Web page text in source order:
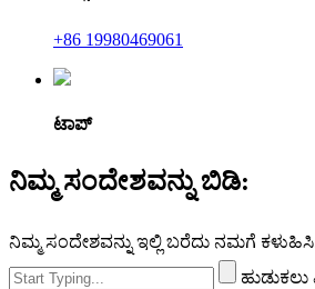
+86 19980469061
ಟಾಪ್
ನಿಮ್ಮ ಸಂದೇಶವನ್ನು ಬಿಡಿ:
ನಿಮ್ಮ ಸಂದೇಶವನ್ನು ಇಲ್ಲಿ ಬರೆದು ನಮಗೆ